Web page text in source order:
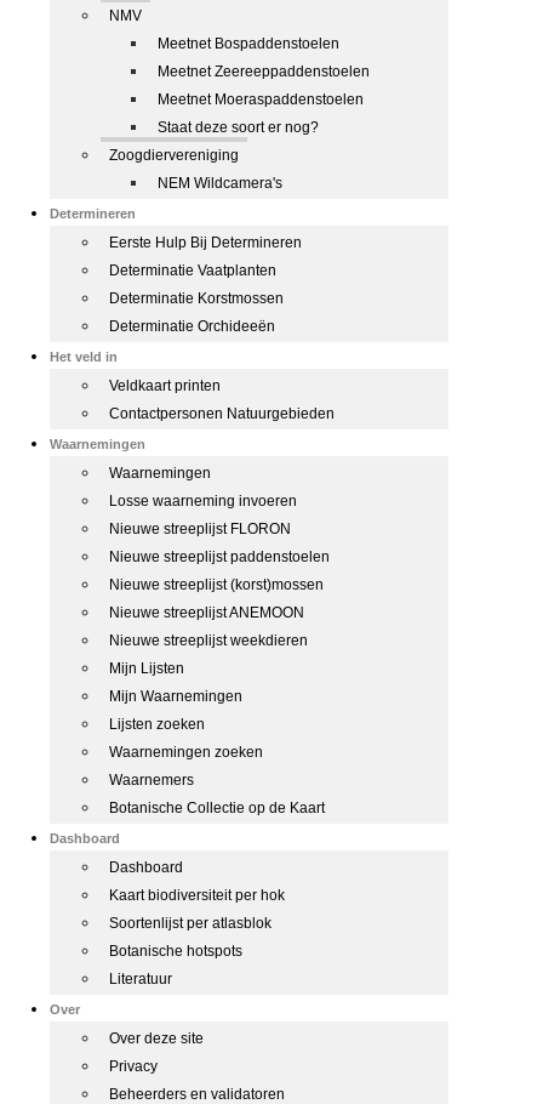
NMV
Meetnet Bospaddenstoelen
Meetnet Zeereeppaddenstoelen
Meetnet Moeraspaddenstoelen
Staat deze soort er nog?
Zoogdiervereniging
NEM Wildcamera's
Determineren
Eerste Hulp Bij Determineren
Determinatie Vaatplanten
Determinatie Korstmossen
Determinatie Orchideeën
Het veld in
Veldkaart printen
Contactpersonen Natuurgebieden
Waarnemingen
Waarnemingen
Losse waarneming invoeren
Nieuwe streeplijst FLORON
Nieuwe streeplijst paddenstoelen
Nieuwe streeplijst (korst)mossen
Nieuwe streeplijst ANEMOON
Nieuwe streeplijst weekdieren
Mijn Lijsten
Mijn Waarnemingen
Lijsten zoeken
Waarnemingen zoeken
Waarnemers
Botanische Collectie op de Kaart
Dashboard
Dashboard
Kaart biodiversiteit per hok
Soortenlijst per atlasblok
Botanische hotspots
Literatuur
Over
Over deze site
Privacy
Beheerders en validatoren